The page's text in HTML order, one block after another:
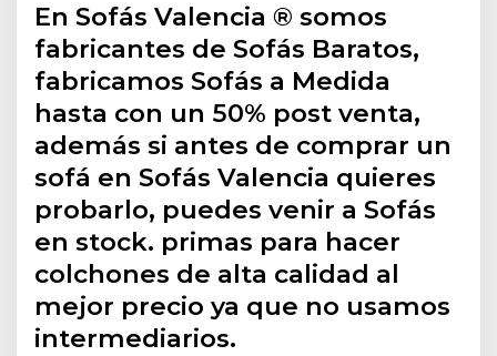
En Sofás Valencia ® somos
fabricantes de Sofás Baratos,
fabricamos Sofás a Medida
hasta con un 50% post venta,
además si antes de comprar un
sofá en Sofás Valencia quieres
probarlo, puedes venir a Sofás
en stock. primas para hacer
colchones de alta calidad al
mejor precio ya que no usamos
intermediarios.